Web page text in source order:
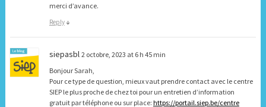
merci d’avance.
Reply↓
siepasbl 2 octobre, 2023 at 6 h 45 min
Bonjour Sarah,
Pour ce type de question, mieux vaut prendre contact avec le centre
SIEP le plus proche de chez toi pour un entretien d’information
gratuit par téléphone ou sur place: https://portail.siep.be/centre